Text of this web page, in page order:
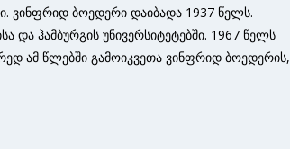
ვინფრიდ ბოედერი დაიბადა 1937 წელს.
და ჰამბურგის უნივერსიტეტებში. 1967 წელს
ამ წლებში გამოიკვეთა ვინფრიდ ბოედერის,